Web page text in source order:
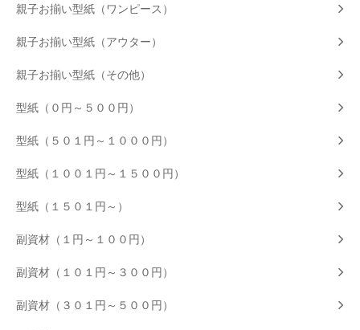
親子お揃い型紙（ワンピース）
親子お揃い型紙（アウター）
親子お揃い型紙（その他）
型紙（０円～５００円）
型紙（５０１円～１０００円）
型紙（１００１円～１５００円）
型紙（１５０１円～）
副資材（１円～１００円）
副資材（１０１円～３００円）
副資材（３０１円～５００円）